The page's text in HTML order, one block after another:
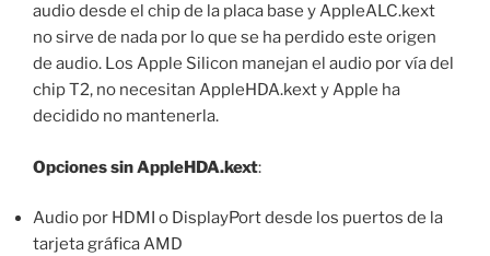
audio desde el chip de la placa base y AppleALC.kext
no sirve de nada por lo que se ha perdido este origen
de audio. Los Apple Silicon manejan el audio por vía del
chip T2, no necesitan AppleHDA.kext y Apple ha
decidido no mantenerla.
Opciones sin AppleHDA.kext:
Audio por HDMI o DisplayPort desde los puertos de la
tarjeta gráfica AMD